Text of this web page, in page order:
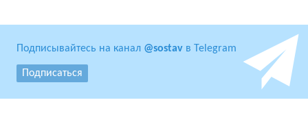
Подписывайтесь на канал @sostav в Telegram
Подписаться